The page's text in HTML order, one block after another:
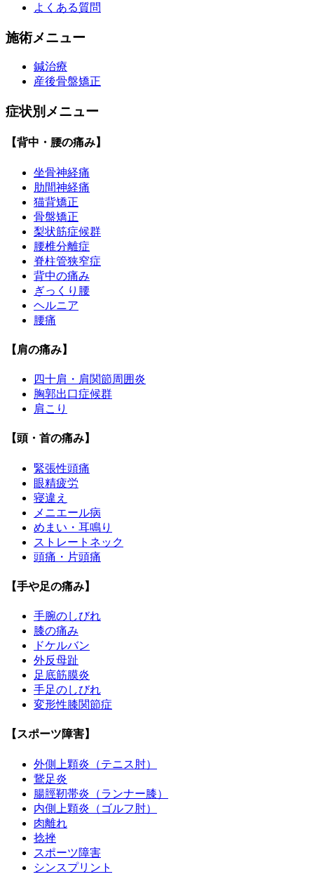
よくある質問
施術メニュー
鍼治療
産後骨盤矯正
症状別メニュー
【背中・腰の痛み】
坐骨神経痛
肋間神経痛
猫背矯正
骨盤矯正
梨状筋症候群
腰椎分離症
脊柱管狭窄症
背中の痛み
ぎっくり腰
ヘルニア
腰痛
【肩の痛み】
四十肩・肩関節周囲炎
胸郭出口症候群
肩こり
【頭・首の痛み】
緊張性頭痛
眼精疲労
寝違え
メニエール病
めまい・耳鳴り
ストレートネック
頭痛・片頭痛
【手や足の痛み】
手腕のしびれ
膝の痛み
ドケルバン
外反母趾
足底筋膜炎
手足のしびれ
変形性膝関節症
【スポーツ障害】
外側上顆炎（テニス肘）
鵞足炎
腸脛靭帯炎（ランナー膝）
内側上顆炎（ゴルフ肘）
肉離れ
捻挫
スポーツ障害
シンスプリント